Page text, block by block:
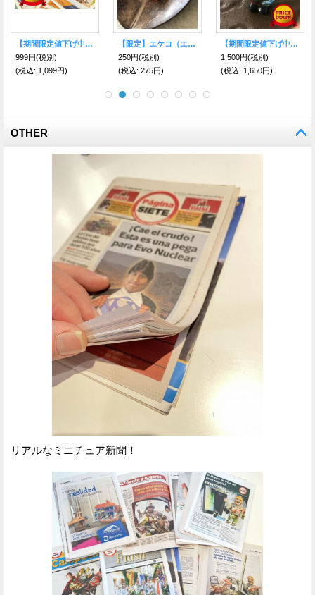
600円(税別)
(税込 660円)
600円(税別)
(税込:660円)
1,200円(税別)
(税込 1,320円)
OTHER
リアルなミニチュア新聞！